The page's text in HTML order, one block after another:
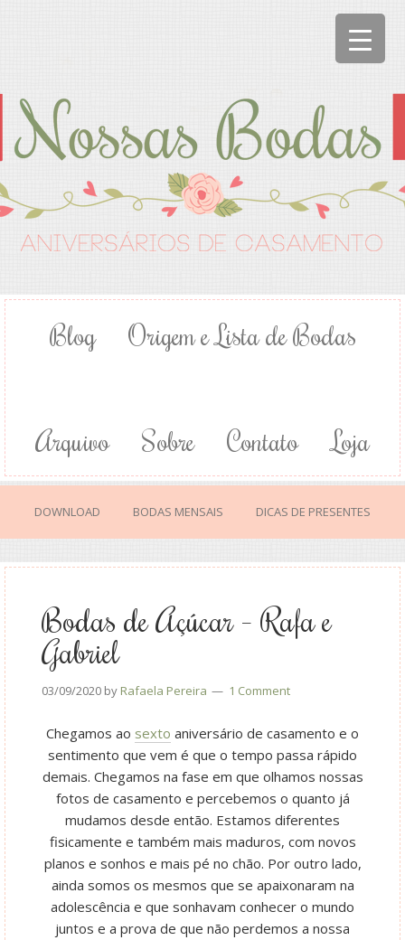
Blog Origem e Lista de Bodas
Arquivo Sobre Contato Loja
DOWNLOAD BODAS MENSAIS DICAS DE PRESENTES
Bodas de Açúcar – Rafa e
Gabriel
03/09/2020 by Rafaela Pereira 1 Comment
Chegamos ao sexto aniversário de casamento e o
sentimento que vem é que o tempo passa rápido
demais. Chegamos na fase em que olhamos nossas
fotos de casamento e percebemos o quanto já
mudamos desde então. Estamos diferentes
fisicamente e também mais maduros, com novos
planos e sonhos e mais pé no chão. Por outro lado,
ainda somos os mesmos que se apaixonaram na
adolescência e que sonhavam conhecer o mundo
juntos e a prova de que não perdemos a nossa